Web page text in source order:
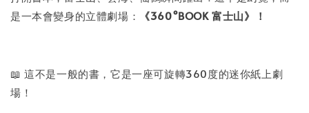
是一本會變身的立體劇場：
《360°BOOK 富士山》！
📖 這不是一般的書，它是一座可旋轉360度的迷你紙上劇
場！